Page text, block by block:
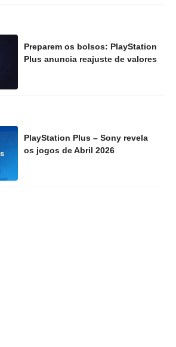
Preparem os bolsos: PlayStation
Plus anuncia reajuste de valores
PlayStation Plus – Sony revela
os jogos de Abril 2026